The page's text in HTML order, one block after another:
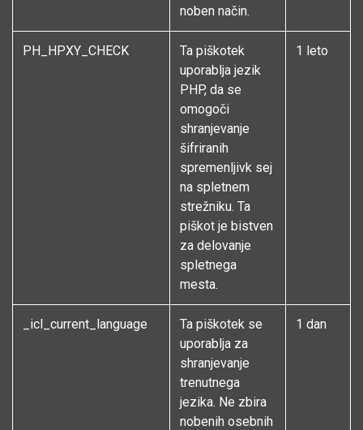
noben način.
PH_HPXY_CHECK
Ta piškotek
uporablja jezik
PHP, da se
omogoči
shranjevanje
šifriranih
spremenljivk sej
na spletnem
strežniku. Ta
piškot je bistven
za delovanje
spletnega
mesta.
1 leto
_icl_current_language
Ta piškotek se
uporablja za
shranjevanje
trenutnega
jezika. Ne zbira
nobenih osebnih
1 dan